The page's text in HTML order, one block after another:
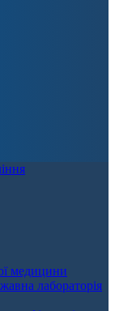
медицини
лабораторія